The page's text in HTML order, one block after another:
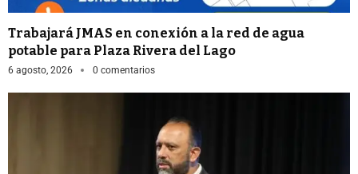
Trabajará JMAS en conexión a la red de agua
potable para Plaza Rivera del Lago
6 agosto, 2026 0 comentarios